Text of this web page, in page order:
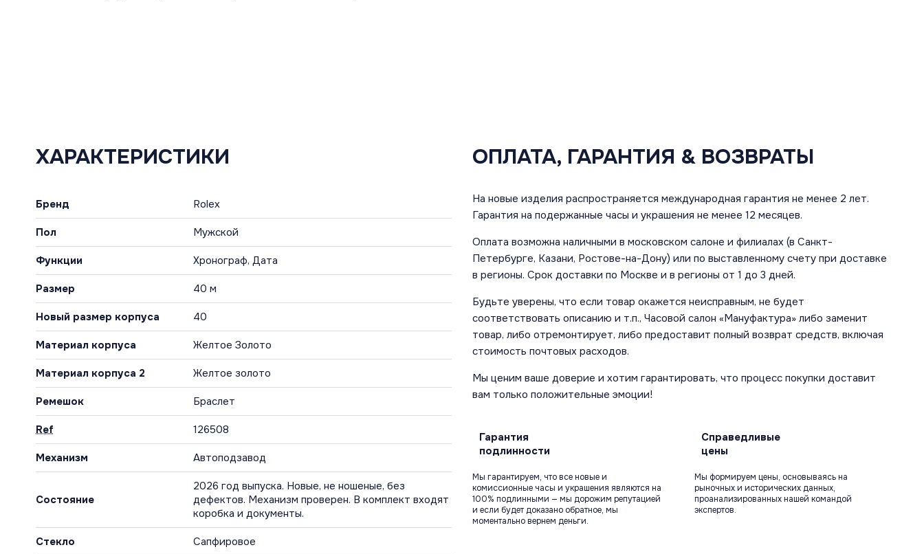
ХАРАКТЕРИСТИКИ
Бренд Rolex
Пол Мужской
Функции Хронограф, Дата
Размер 40 м
Новый размер корпуса 40
Материал корпуса Желтое Золото
Материал корпуса 2 Желтое золото
Ремешок Браслет
Ref 126508
Механизм Автоподзавод
Состояние
2026 год выпуска. Новые, не ношеные, без
дефектов. Механизм проверен. В комплект входят
коробка и документы.
Стекло Сапфировое
ОПЛАТА, ГАРАНТИЯ & ВОЗВРАТЫ
На новые изделия распространяется международная гарантия не менее 2 лет.
Гарантия на подержанные часы и украшения не менее 12 месяцев.
Оплата возможна наличными в московском салоне и филиалах (в Санкт-
Петербурге, Казани, Ростове-на-Дону) или по выставленному счету при доставке
в регионы. Срок доставки по Москве и в регионы от 1 до 3 дней.
Будьте уверены, что если товар окажется неисправным, не будет
соответствовать описанию и т.п., Часовой салон «Мануфактура» либо заменит
товар, либо отремонтирует, либо предоставит полный возврат средств, включая
стоимость почтовых расходов.
Мы ценим ваше доверие и хотим гарантировать, что процесс покупки доставит
вам только положительные эмоции!
Гарантия
подлинности
Мы гарантируем, что все новые и
комиссионные часы и украшения являются на
100% подлинными — мы дорожим репутацией
и если будет доказано обратное, мы
моментально вернем деньги.
Справедливые
цены
Мы формируем цены, основываясь на
рыночных и исторических данных,
проанализированных нашей командой
экспертов.